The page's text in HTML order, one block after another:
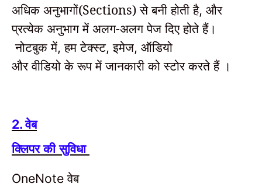
अधिक अनुभागों(Sections) से बनी होती है, और
प्रत्येक अनुभाग में अलग-अलग पेज दिए होते हैं।
नोटबुक में,हम टेक्स्ट,इमेज, ऑडियो
और वीडियो के रूप में जानकारी को स्टोर करते हैं ।
2.वेब
क्लिपर की सुविधा
OneNoteवेब